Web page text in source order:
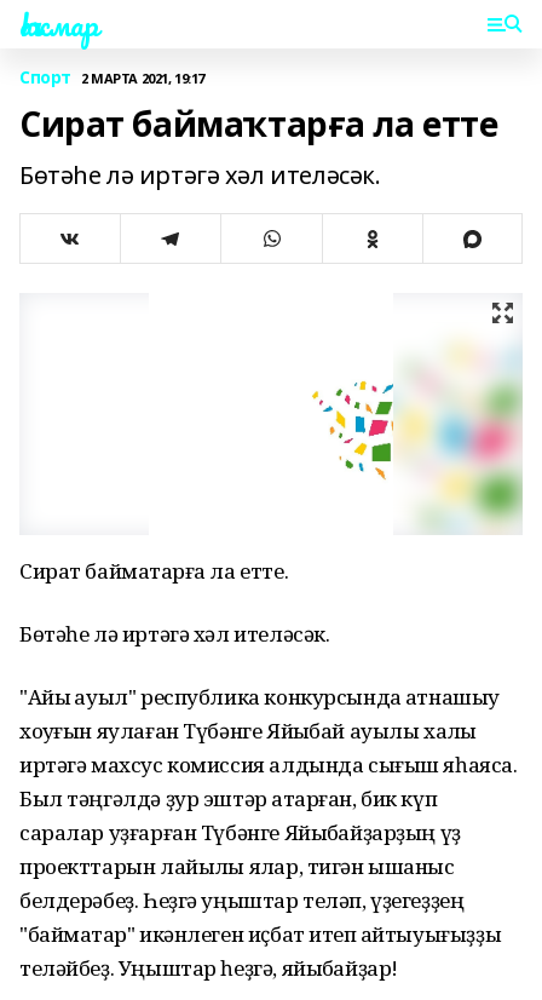
Һаҡмар
Спорт 2 МАРТА 2021, 19:17
Сират баймаҡтарға ла етте
Бөтәһе лә иртәгә хәл ителәсәк.
Сират баймаҡтарға ла етте.
Бөтәһе лә иртәгә хәл ителәсәк.
"Айыҡ ауыл" республика конкурсында ҡатнашыу
хоҡуғын яулаған Түбәнге Яйыҡбай ауылы халҡы
иртәгә махсус комиссия алдында сығыш яһаясаҡ.
Был тәңгәлдә ҙур эштәр атҡарған, бик күп
саралар уҙғарған Түбәнге Яйыҡбайҙарҙың үҙ
проекттарын лайыҡлы яҡлар, тигән ышаныс
белдерәбеҙ. Һеҙгә уңыштар теләп, үҙегеҙҙең
"баймаҡтар" икәнлеген иҫбат итеп ҡайтыуығыҙҙы
теләйбеҙ. Уңыштар һеҙгә, яйыҡбайҙар!